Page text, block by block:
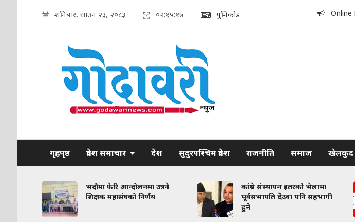
शनिबार, साउन २३, २०८३ ०२:१५:१८ युनिकोड Online
गृहपृष्ठ प्रदेश समाचार देश सुदुरपश्चिम प्रदेश राजनीति समाज खेलकुद
भदौमा फेरि आन्दोलनमा उत्रने
शिक्षक महासंघको निर्णय
कांग्रेस संस्थापन इतरको भेलामा
पूर्वसभापति देउवा पनि सहभागी
हुने